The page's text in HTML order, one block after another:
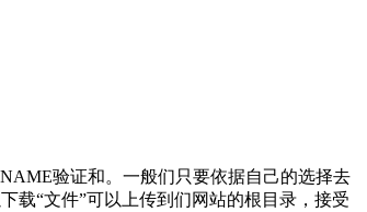
验证和。一般们只要依据自己的选择去
载“文件”可以上传到们网站的根目录，接受